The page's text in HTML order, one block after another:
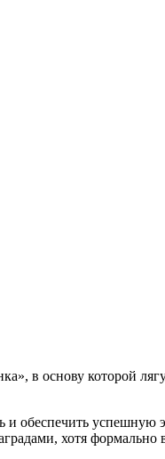
в основу
и обеспечить
хотя формально